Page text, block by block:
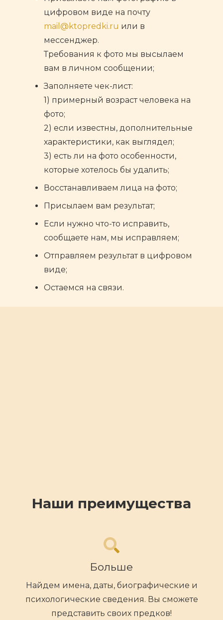
цифровом виде на почту
mail@ktopredki.ru или в
мессенджер.
Требования к фото мы высылаем
вам в личном сообщении;
Заполняете чек-лист:
1) примерный возраст человека на
фото;
2) если известны, дополнительные
характеристики, как выглядел;
3) есть ли на фото особенности,
которые хотелось бы удалить;
Восстанавливаем лица на фото;
Присылаем вам результат;
Если нужно что-то исправить,
сообщаете нам, мы исправляем;
Отправляем результат в цифровом
виде;
Остаемся на связи.
Наши преимущества
Больше
Найдем имена, даты, биографические и
психологические сведения. Вы сможете
представить своих предков!